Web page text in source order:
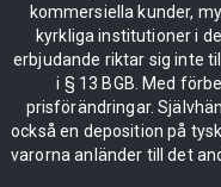
kommersiella kunder,
kyrkliga institutioner i
erbjudande riktar sig inte
i § 13 BGB. Med
prisförändringar.
också en deposition på
varorna anländer till det